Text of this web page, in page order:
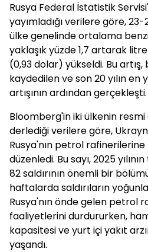
Rusya Federal İstatistik
yayımladığı verilere göre,
ülke genelinde ortalama
yaklaşık yüzde 1,7 artarak
(0,93 dolar) yükseldi. Bu
kaydedilen ve son 20 yılın en
artışının ardından gerçekleşti.
Bloomberg'in iki ülkenin resmi
derlediği verilere göre,
Rusya'nın petrol rafinerilerine
düzenledi. Bu sayı, 2025
82 saldırının önemli bir
haftalarda saldırıların
Rusya'nın önde gelen petrol
faaliyetlerini durdururken,
kapasitesi ve yurt içi yakıt
yaşandı.